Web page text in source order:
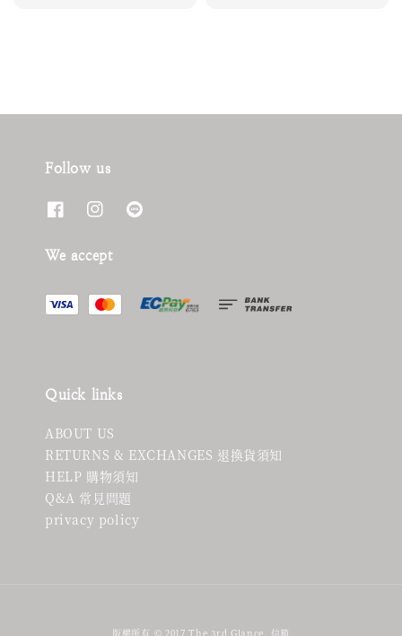
Follow us
We accept
Quick links
ABOUT US
RETURNS & EXCHANGES 退換貨須知
HELP 購物須知
Q&A 常見問題
privacy policy
版權所有 © 2017 The 3rd Glance. 信箱